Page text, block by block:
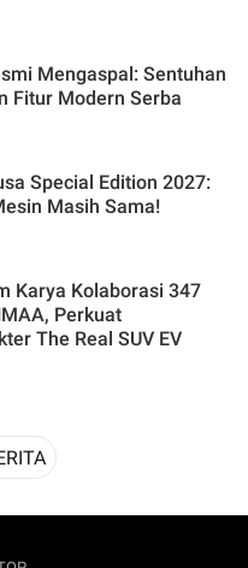
Mengaspal: Sentuhan
Fitur Modern Serba
Special Edition 2027:
Masih Sama!
Karya Kolaborasi 347
Perkuat
The Real SUV EV